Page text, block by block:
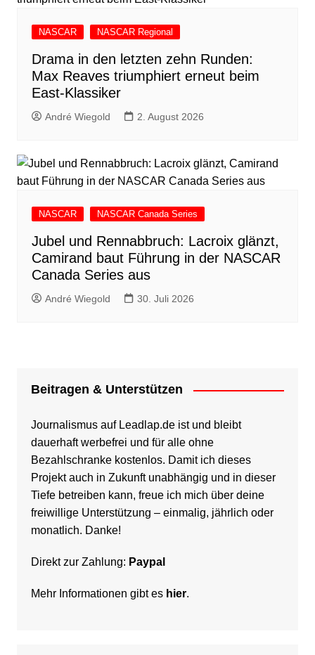
NASCAR NASCAR Regional
Drama in den letzten zehn Runden:
Max Reaves triumphiert erneut beim
East-Klassiker
André Wiegold 2. August 2026
NASCAR NASCAR Canada Series
Jubel und Rennabbruch: Lacroix glänzt,
Camirand baut Führung in der NASCAR
Canada Series aus
André Wiegold 30. Juli 2026
Beitragen & Unterstützen
Journalismus auf Leadlap.de ist und bleibt
dauerhaft werbefrei und für alle ohne
Bezahlschranke kostenlos. Damit ich dieses
Projekt auch in Zukunft unabhängig und in dieser
Tiefe betreiben kann, freue ich mich über deine
freiwillige Unterstützung – einmalig, jährlich oder
monatlich. Danke!
Direkt zur Zahlung: Paypal
Mehr Informationen gibt es hier.